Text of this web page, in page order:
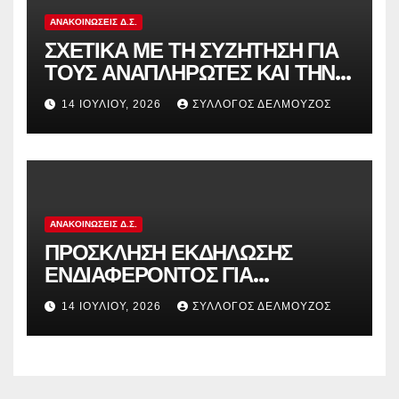
ΑΝΑΚΟΙΝΏΣΕΙΣ Δ.Σ.
ΣΧΕΤΙΚΑ ΜΕ ΤΗ ΣΥΖΗΤΗΣΗ ΓΙΑ
ΤΟΥΣ ΑΝΑΠΛΗΡΩΤΕΣ ΚΑΙ ΤΗΝ
ΠΑΡΑΠΟΜΠΗ ΤΗΣ ΕΛΛΑΔΑΣ
ΣΤΟ ΕΥΡΩΠΑΪΚΟ ΔΙΚΑΣΤΗΡΙΟ
14 ΙΟΥΛΊΟΥ, 2026 ΣΎΛΛΟΓΟΣ ΔΕΛΜΟΎΖΟΣ
ΑΝΑΚΟΙΝΏΣΕΙΣ Δ.Σ.
ΠΡΟΣΚΛΗΣΗ ΕΚΔΗΛΩΣΗΣ
ΕΝΔΙΑΦΕΡΟΝΤΟΣ ΓΙΑ
ΚΑΤΑΣΚΗΝΩΣΕΙΣ ΔΟΕ
14 ΙΟΥΛΊΟΥ, 2026 ΣΎΛΛΟΓΟΣ ΔΕΛΜΟΎΖΟΣ